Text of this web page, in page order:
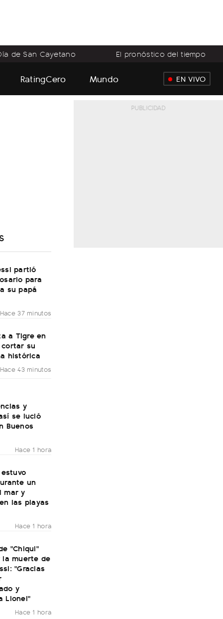
de San Cayetano El pronóstico del tiempo
RatingCero Mundo EN VIVO
partió
para
su papá
Hace 37 minutos
a Tigre en
su
histórica
Hace 43 minutos
y
se lució
Buenos
Hace 1 hora
un
mar y
las playas
Hace 1 hora
"Chiqui"
la muerte de
"Gracias
y
Lionel"
Hace 1 hora